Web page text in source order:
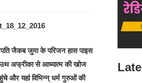
जैकब जुमा के परिजन हास पाइस
अफ्रीका से आध्यात्म की खोज
और यहां विभिन्न् धर्म गुरुओं की